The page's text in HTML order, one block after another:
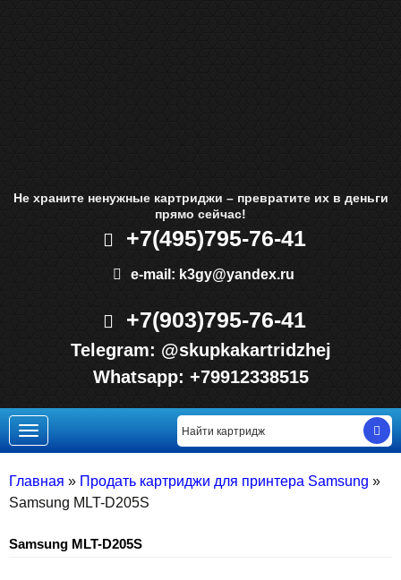
Не храните ненужные картриджи – превратите их в деньги
прямо сейчас!
+7(495)795-76-41
e-mail: k3gy@yandex.ru
+7(903)795-76-41
Telegram: @skupkakartridzhej
Whatsapp: +79912338515
Toggle
navigation
Главная » Продать картриджи для принтера Samsung »
Samsung MLT-D205S
Samsung MLT-D205S